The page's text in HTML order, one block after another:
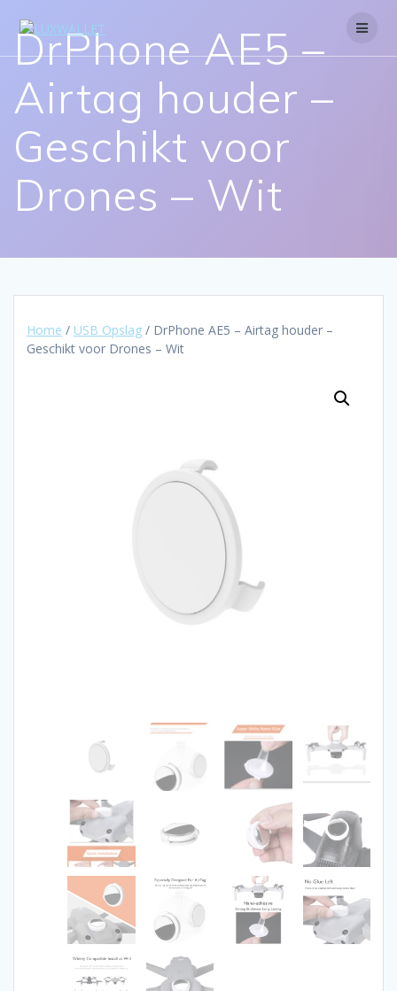
content
DrPhone AE5 –
Airtag houder –
Geschikt voor
Drones – Wit
Home / USB Opslag / DrPhone AE5 – Airtag houder –
Geschikt voor Drones – Wit